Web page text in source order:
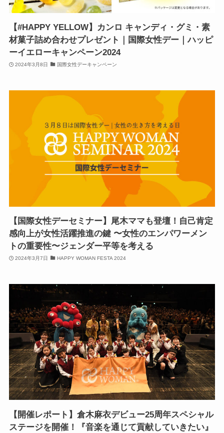
【#HAPPY YELLOW】カンロ キャンディ・グミ・素
材菓子詰め合わせプレゼント｜国際女性デー｜ハッピ
ーイエローキャンペーン2024
2024年3月8日 国際女性デーキャンペーン
【国際女性デーセミナー】尾木ママも登壇！自己肯定
感向上が女性活躍推進の鍵 〜女性のエンパワーメン
トの重要性〜ジェンダー平等を考える
2024年3月7日 HAPPY WOMAN FESTA 2024
【開催レポート】倉木麻衣デビュー25周年スペシャル
ステージを開催！『音楽を通じて貢献していきたい』